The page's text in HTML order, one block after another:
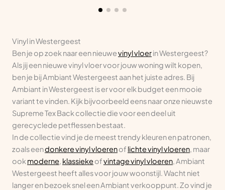
Vinyl in Westergeest
Ben je op zoek naar een nieuwevinyl vloerin Westergeest?
Als jij een nieuwe vinyl vloer voor jouw woning wilt kopen,
ben je bij Ambiant Westergeest aan het juiste adres. Bij
Ambiant in Westergeest is er voor elk budget een mooie
variant te vinden. Kijk bijvoorbeeld eens naar onze nieuwste
Supreme Tex Back collectie die voor een deel uit
gerecyclede petflessen bestaat.
In de collectie vind je de meest trendy kleuren en patronen,
zoals eendonkere vinyl vloerenof lichte vinyl vloeren, maar
ook moderne, klassiekeofvintage vinyl vloeren, Ambiant
Westergeest heeft alles voor jouw woonstijl. Wacht niet
langer en bezoek snel een Ambiant verkooppunt. Zo vind je